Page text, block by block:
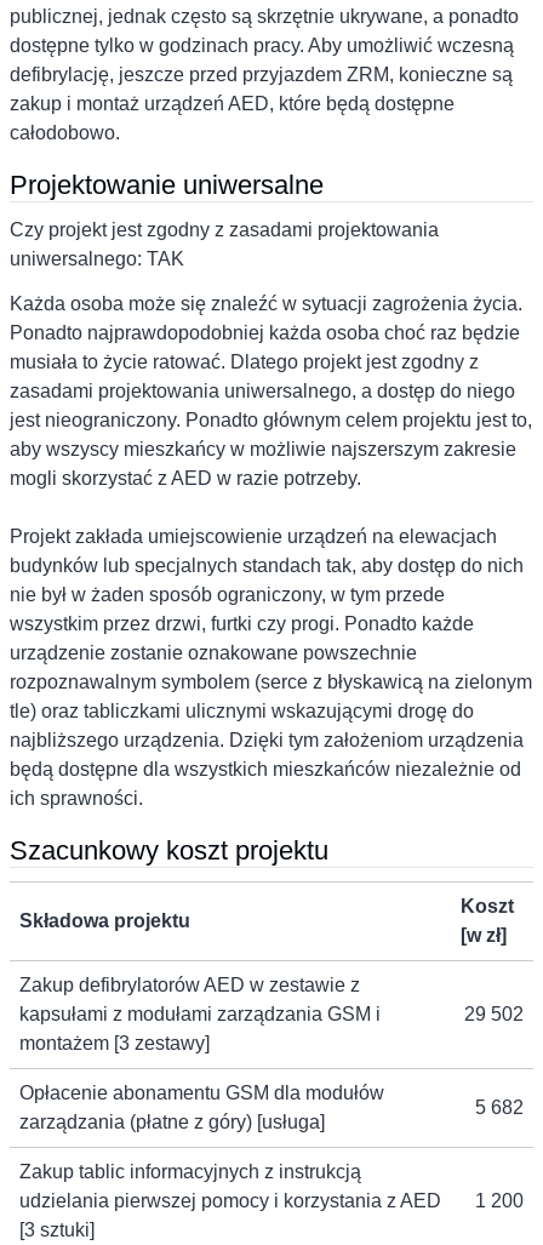
publicznej, jednak często są skrzętnie ukrywane, a ponadto
dostępne tylko w godzinach pracy. Aby umożliwić wczesną
defibrylację, jeszcze przed przyjazdem ZRM, konieczne są
zakup i montaż urządzeń AED, które będą dostępne
całodobowo.
Projektowanie uniwersalne
Czy projekt jest zgodny z zasadami projektowania
uniwersalnego: TAK
Każda osoba może się znaleźć w sytuacji zagrożenia życia.
Ponadto najprawdopodobniej każda osoba choć raz będzie
musiała to życie ratować. Dlatego projekt jest zgodny z
zasadami projektowania uniwersalnego, a dostęp do niego
jest nieograniczony. Ponadto głównym celem projektu jest to,
aby wszyscy mieszkańcy w możliwie najszerszym zakresie
mogli skorzystać z AED w razie potrzeby.
Projekt zakłada umiejscowienie urządzeń na elewacjach
budynków lub specjalnych standach tak, aby dostęp do nich
nie był w żaden sposób ograniczony, w tym przede
wszystkim przez drzwi, furtki czy progi. Ponadto każde
urządzenie zostanie oznakowane powszechnie
rozpoznawalnym symbolem (serce z błyskawicą na zielonym
tle) oraz tabliczkami ulicznymi wskazującymi drogę do
najbliższego urządzenia. Dzięki tym założeniom urządzenia
będą dostępne dla wszystkich mieszkańców niezależnie od
ich sprawności.
Szacunkowy koszt projektu
Składowa projektu
Koszt
[w zł]
Zakup defibrylatorów AED w zestawie z
kapsułami z modułami zarządzania GSM i
montażem [3 zestawy]
29 502
Opłacenie abonamentu GSM dla modułów
zarządzania (płatne z góry) [usługa]
5 682
Zakup tablic informacyjnych z instrukcją
udzielania pierwszej pomocy i korzystania z AED
[3 sztuki]
1 200